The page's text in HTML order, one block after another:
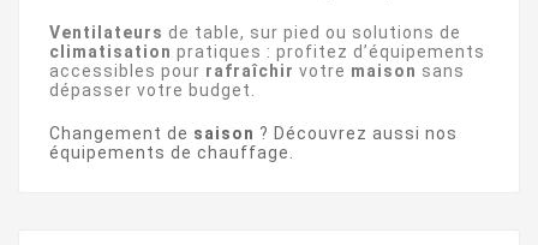
Ventilateurs de table, sur pied ou solutions de
climatisation pratiques : profitez d’équipements
accessibles pour rafraîchir votre maison sans
dépasser votre budget.
Changement de saison ? Découvrez aussi nos
équipements de chauffage